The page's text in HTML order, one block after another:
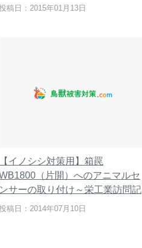
稿日：2015年01月13日
【イノシシ対策用】箱罠
（片開）へのアニマルセ
ンサーの取り付け～栄工業訪問記
稿日：2014年07月10日